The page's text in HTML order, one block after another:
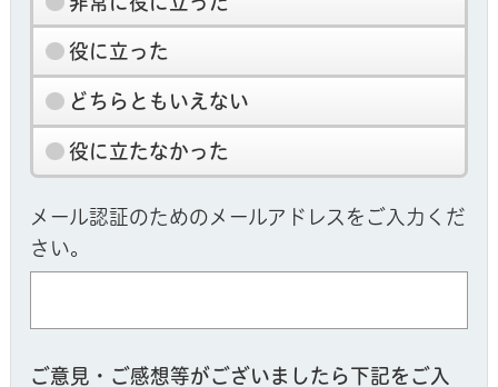
役に立った
どちらともいえない
役に立たなかった
メール認証のためのメールアドレスをご入力くだ
さい。
ご意見・ご感想等がございましたら下記をご入